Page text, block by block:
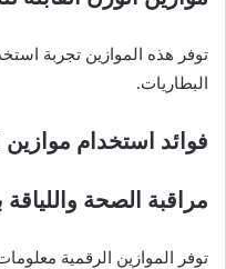
توفر هذه الموازين تجربة
البطاريات.
فوائد استخدام
مراقبة الصحة
توفر الموازين الرقمية